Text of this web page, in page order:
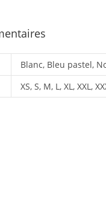
Blanc, Bleu pastel,
XS, S, M, L, XL, XXL,